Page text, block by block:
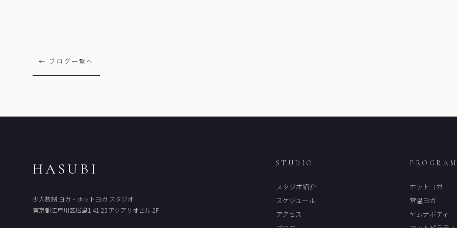
← ブログ一覧へ
HASUBI
少人数制 ヨガ・ホットヨガ スタジオ
東京都江戸川区松島1-41-23 アクアリオビル 2F
STUDIO
スタジオ紹介
スケジュール
アクセス
PROGRAM
ホットヨガ
常温ヨガ
ヤムナボディ